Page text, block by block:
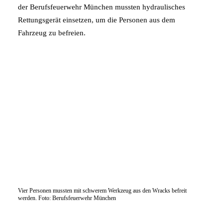
der Berufsfeuerwehr München mussten hydraulisches
Rettungsgerät einsetzen, um die Personen aus dem
Fahrzeug zu befreien.
Vier Personen mussten mit schwerem Werkzeug aus den Wracks befreit
werden. Foto: Berufsfeuerwehr München